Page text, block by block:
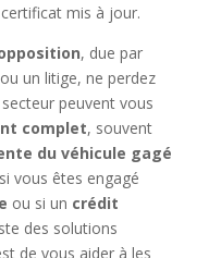
mis à jour.
, due par
un litige, ne perdez
peuvent vous
complet, souvent
du véhicule gagé
vous êtes engagé
ou si un crédit
des solutions
de vous aider à les